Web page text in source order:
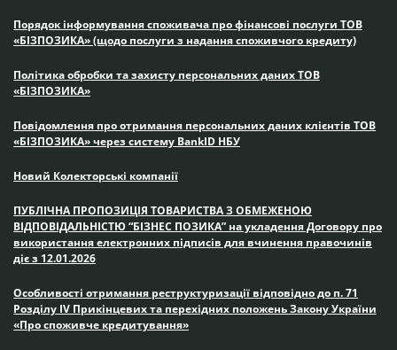
Порядок інформування споживача про фінансові послуги ТОВ
«БІЗПОЗИКА» (щодо послуги з надання споживчого кредиту)
Політика обробки та захисту персональних даних ТОВ
«БІЗПОЗИКА»
Повідомлення про отримання персональних даних клієнтів ТОВ
«БІЗПОЗИКА» через систему BankID НБУ
Новий Колекторські компанії
ПУБЛІЧНА ПРОПОЗИЦІЯ ТОВАРИСТВА З ОБМЕЖЕНОЮ
ВІДПОВІДАЛЬНІСТЮ “БІЗНЕС ПОЗИКА” на укладення Договору про
використання електронних підписів для вчинення правочинів
діє з 12.01.2026
Особливості отримання реструктуризації відповідно до п. 71
Розділу IV Прикінцевих та перехідних положень Закону України
«Про споживче кредитування»